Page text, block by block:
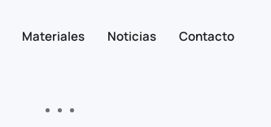
Materiales Noticias Contacto